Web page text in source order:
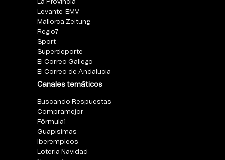
La Provincia
Levante-EMV
Mallorca Zeitung
Regio7
Sport
Superdeporte
El Correo Gallego
El Correo de Andalucia
Canales temáticos
Buscando Respuestas
Compramejor
Fórmula1
Guapisimas
Iberempleos
Loteria Navidad